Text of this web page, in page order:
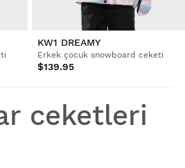
KW1 DREAMY
Erkek çocuk snowboard ceketi
$139.95
ceketleri